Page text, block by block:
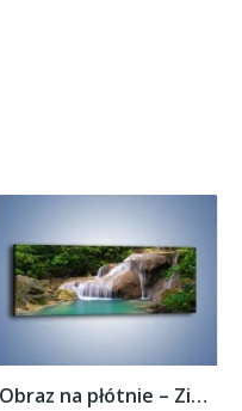
Obraz na płótnie – Zieleń woda i ryby –...